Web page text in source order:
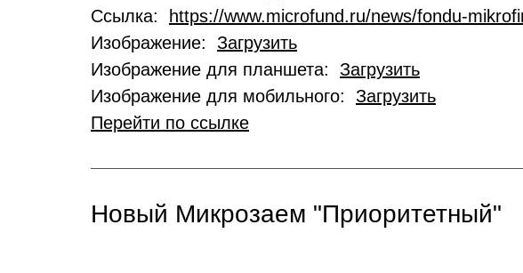
Ссылка:
https://www.microfund.ru/news/fondu-
Изображение: Загрузить
Изображение для планшета: Загрузить
Изображение для мобильного: Загрузить
Перейти по ссылке
Новый Микрозаем "Приоритетный"